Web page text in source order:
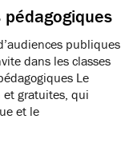
pédagogiques
publiques
dans les classes
Le
et gratuites, qui
et le